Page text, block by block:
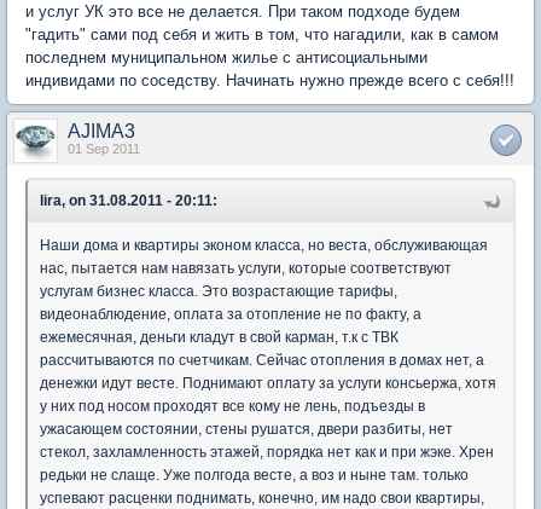
и услуг УК это все не делается. При таком подходе будем
"гадить" сами под себя и жить в том, что нагадили, как в самом
последнем муниципальном жилье с антисоциальными
индивидами по соседству. Начинать нужно прежде всего с себя!!!
AJIMA3
01 Sep 2011
lira, on 31.08.2011 - 20:11:
Наши дома и квартиры эконом класса, но веста, обслуживающая
нас, пытается нам навязать услуги, которые соответствуют
услугам бизнес класса. Это возрастающие тарифы,
видеонаблюдение, оплата за отопление не по факту, а
ежемесячная, деньги кладут в свой карман, т.к с ТВК
рассчитываются по счетчикам. Сейчас отопления в домах нет, а
денежки идут весте. Поднимают оплату за услуги консьержа, хотя
у них под носом проходят все кому не лень, подъезды в
ужасающем состоянии, стены рушатся, двери разбиты, нет
стекол, захламленность этажей, порядка нет как и при жэке. Хрен
редьки не слаще. Уже полгода весте, а воз и ныне там. только
успевают расценки поднимать, конечно, им надо свои квартиры,